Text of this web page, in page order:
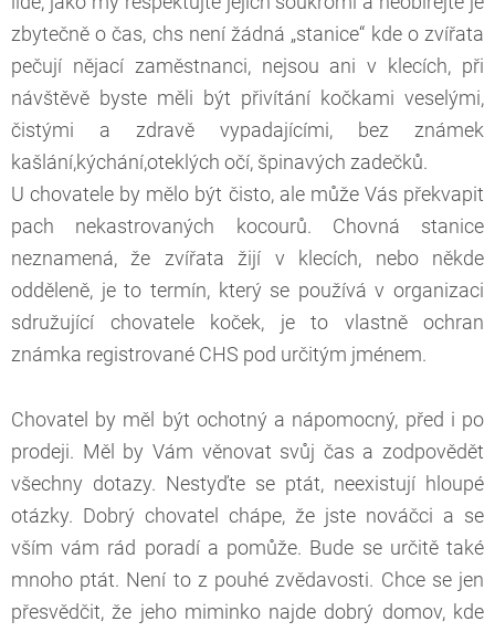
zbytečně o čas, chs není žádná „stanice“ kde o zvířata
pečují nějací zaměstnanci, nejsou ani v klecích, při
návštěvě byste měli být přivítání kočkami veselými,
čistými a zdravě vypadajícími, bez známek
kašlání,kýchání,oteklých očí, špinavých zadečků.
U chovatele by mělo být čisto, ale může Vás překvapit
pach nekastrovaných kocourů. Chovná stanice
neznamená, že zvířata žijí v klecích, nebo někde
odděleně, je to termín, který se používá v organizaci
sdružující chovatele koček, je to vlastně ochran
známka registrované CHS pod určitým jménem.
Chovatel by měl být ochotný a nápomocný, před i po
prodeji. Měl by Vám věnovat svůj čas a zodpovědět
všechny dotazy. Nestyďte se ptát, neexistují hloupé
otázky. Dobrý chovatel chápe, že jste nováčci a se
vším vám rád poradí a pomůže. Bude se určitě také
mnoho ptát. Není to z pouhé zvědavosti. Chce se jen
přesvědčit, že jeho miminko najde dobrý domov, kde